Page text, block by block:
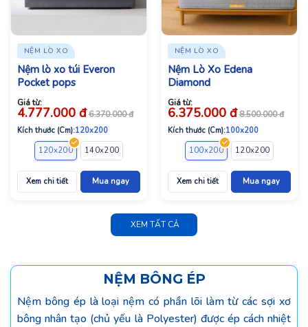
NỆM LÒ XO
Nệm lò xo túi Everon
Pocket pops
Giá từ:
4.777.000 đ 6.370.000đ
Kích thước (Cm):120x200
120x200
140x200 180x200
Xem chi tiết Mua ngay
NỆM LÒ XO
Nệm Lò Xo Edena
Diamond
Giá từ:
6.375.000 đ 8.500.000đ
Kích thước (Cm):100x200
100x200
120x200
Xem chi tiết Mua ngay
XEM TẤT CẢ
NỆM BÔNG ÉP
Nệm bông ép là loại nệm có phần lõi làm từ các sợi xơ
bông nhân tạo (chủ yếu là Polyester) được ép cách nhiệt